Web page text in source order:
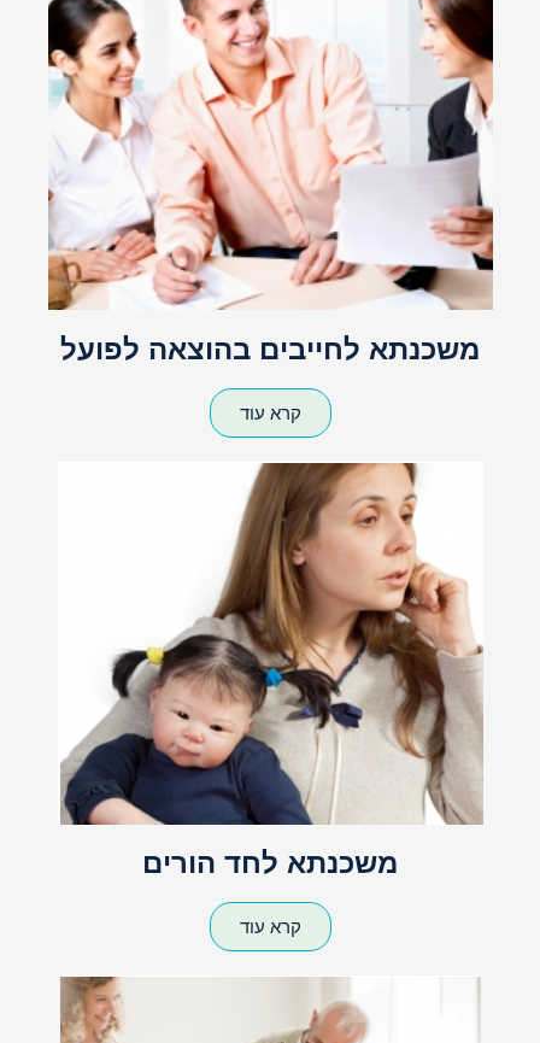
משכנתא לחייבים בהוצאה לפועל
קרא עוד
משכנתא לחד הורים
קרא עוד